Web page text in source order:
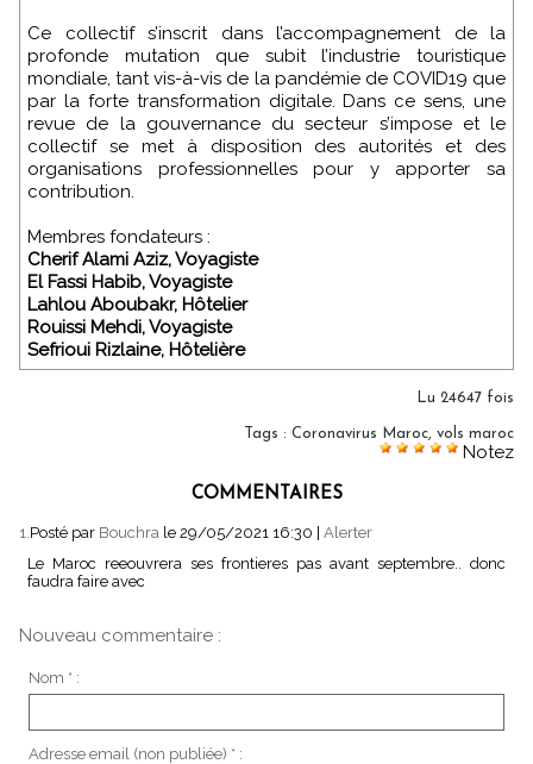
Ce collectif s’inscrit dans l’accompagnement de la
profonde mutation que subit l’industrie touristique
mondiale, tant vis-à-vis de la pandémie de COVID19 que
par la forte transformation digitale. Dans ce sens, une
revue de la gouvernance du secteur s’impose et le
collectif se met à disposition des autorités et des
organisations professionnelles pour y apporter sa
contribution.
Membres fondateurs :
Cherif Alami Aziz, Voyagiste
El Fassi Habib, Voyagiste
Lahlou Aboubakr, Hôtelier
Rouissi Mehdi, Voyagiste
Sefrioui Rizlaine, Hôtelière
Lu 24647 fois
Tags : Coronavirus Maroc, vols maroc
Notez
COMMENTAIRES
1. Posté par Bouchra le 29/05/2021 16:30
Alerter
Le Maroc reeouvrera ses frontieres pas avant septembre.. donc
faudra faire avec
Nouveau commentaire :
Nom * :
Adresse email (non publiée) * :